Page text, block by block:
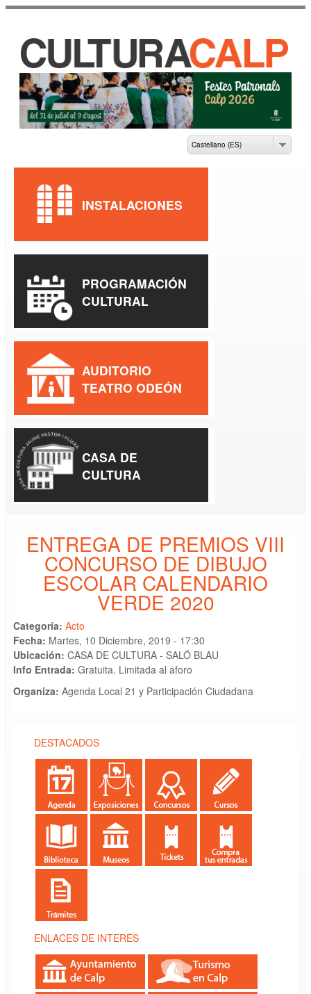
principal
CASA DE CULTURA
JAUME PASTOR I
Castellano (ES)
ENTREGA DE PREMIOS VIII
CONCURSO DE DIBUJO
ESCOLAR CALENDARIO
VERDE 2020
Categoría: Acto
Fecha: Martes, 10 Diciembre, 2019 - 17:30
Ubicación: CASA DE CULTURA - SALÓ BLAU
Info Entrada: Gratuita. Limitada al aforo
Organiza: Agenda Local 21 y Participación Ciudadana
DESTACADOS
ENLACES DE INTERÉS
INSTALACIONES
PROGRAMACIÓN
CULTURAL
AUDITORIO
TEATRO ODEÓN
CASA DE
CULTURA